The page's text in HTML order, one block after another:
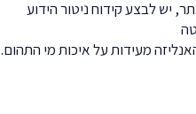
יש לבצע קידוח ניטור הידוע
מעידות על איכות מי התהום.